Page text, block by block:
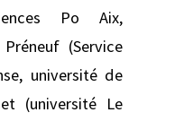
Po Aix,
(Service
université de
(université Le